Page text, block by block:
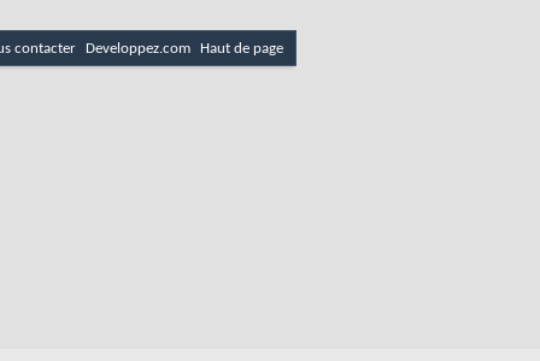
contacter Developpez.com Haut de page